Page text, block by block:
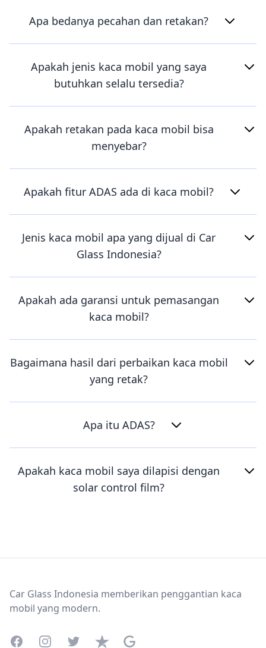
Apa bedanya pecahan dan retakan?
Apakah jenis kaca mobil yang saya
butuhkan selalu tersedia?
Apakah retakan pada kaca mobil bisa
menyebar?
Apakah fitur ADAS ada di kaca mobil?
Jenis kaca mobil apa yang dijual di Car
Glass Indonesia?
Apakah ada garansi untuk pemasangan
kaca mobil?
Bagaimana hasil dari perbaikan kaca mobil
yang retak?
Apa itu ADAS?
Apakah kaca mobil saya dilapisi dengan
solar control film?
Car Glass Indonesia memberikan penggantian kaca
mobil yang modern.
FacebookInstagramTwitterTrustpilotGoogle Business Profile